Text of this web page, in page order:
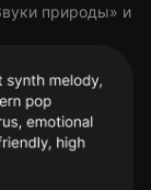
природы» и